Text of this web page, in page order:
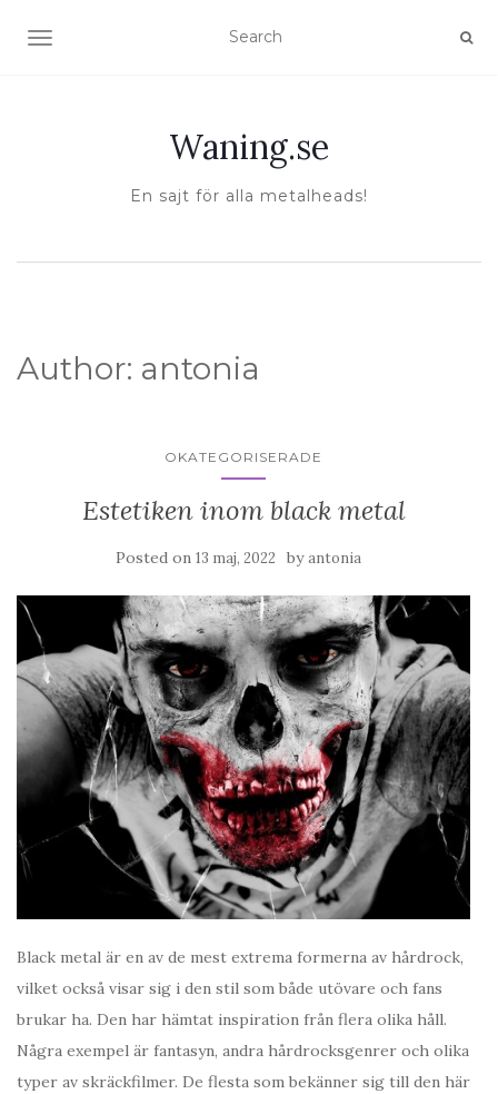
TOGGLE NAVIGATION
Waning.se
En sajt för alla metalheads!
Author: antonia
OKATEGORISERADE
Estetiken inom black metal
Posted on 13 maj, 2022 byantonia
Black metal är en av de mest extrema formerna av hårdrock,
vilket också visar sig i den stil som både utövare och fans
brukar ha. Den har hämtat inspiration från flera olika håll.
Några exempel är fantasyn, andra hårdrocksgenrer och olika
typer av skräckfilmer. De flesta som bekänner sig till den här